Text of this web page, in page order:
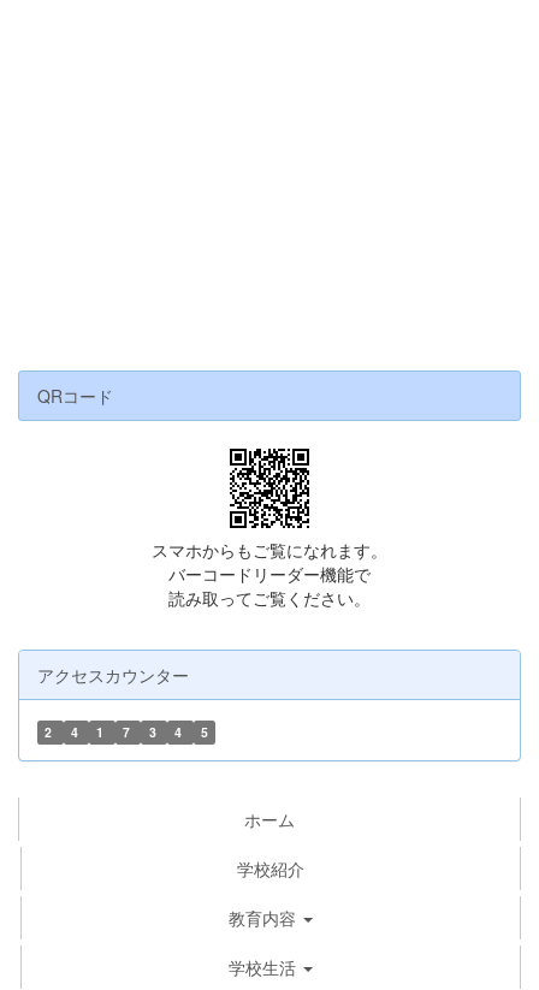
QRコード
スマホからもご覧になれます。
バーコードリーダー機能で
読み取ってご覧ください。
アクセスカウンター
2 4 1 7 3 4 5
ホーム
学校紹介
教育内容
学校生活